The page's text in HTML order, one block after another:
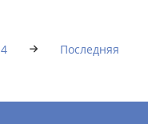
4 Последняя